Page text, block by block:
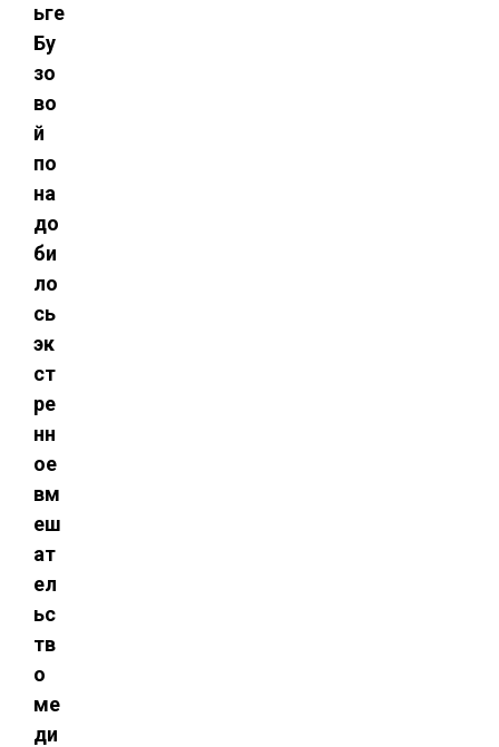
ьге
Бу
зо
во
й
по
на
до
би
ло
сь
эк
ст
ре
нн
ое
вм
еш
ат
ел
ьс
тв
о
ме
ди